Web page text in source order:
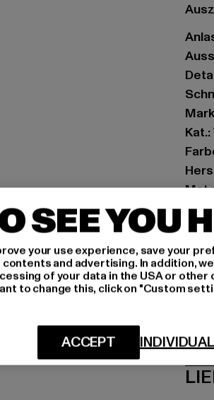
SEE YOU
your use experience, save your
and advertising. In addition,
of your data in the USA or
to change this, click on "Custom
ACCEPT